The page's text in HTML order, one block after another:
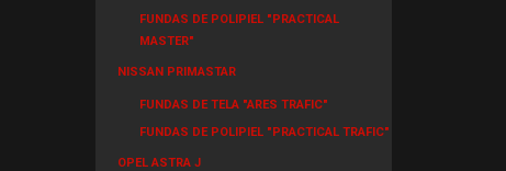
FUNDAS DE POLIPIEL "PRACTICAL
MASTER"
NISSAN PRIMASTAR
FUNDAS DE TELA "ARES TRAFIC"
FUNDAS DE POLIPIEL "PRACTICAL TRAFIC"
OPEL ASTRA J